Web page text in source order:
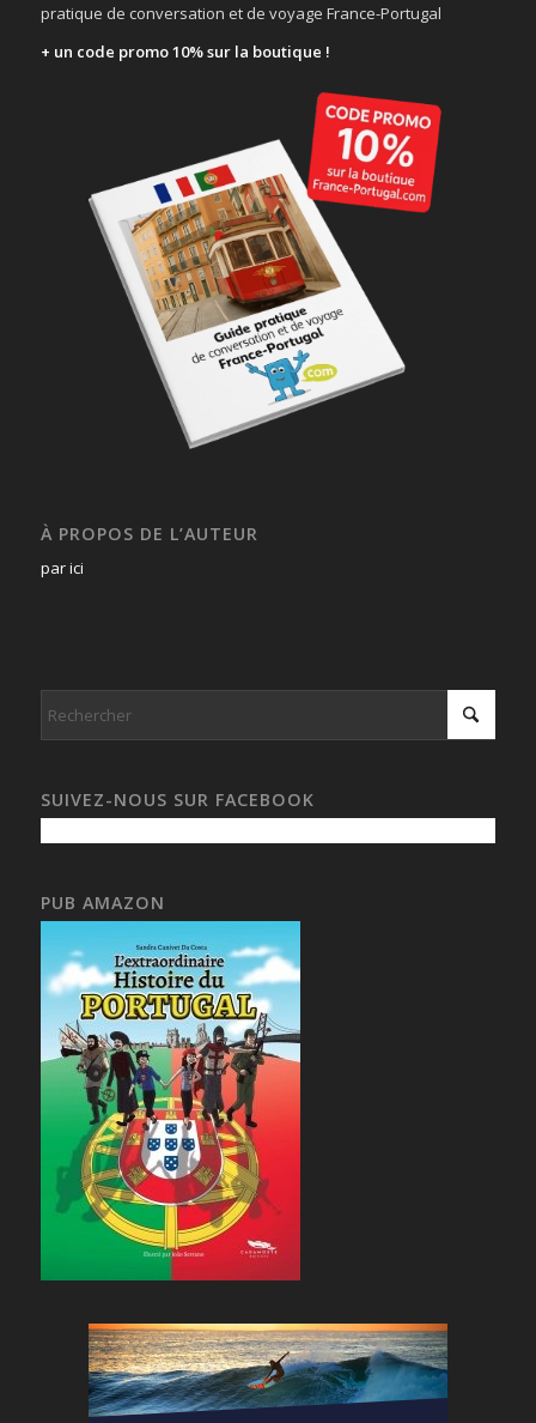
pratique de conversation et de voyage France-Portugal
+ un code promo 10% sur la boutique !
À PROPOS DE L’AUTEUR
par ici
SUIVEZ-NOUS SUR FACEBOOK
PUB AMAZON